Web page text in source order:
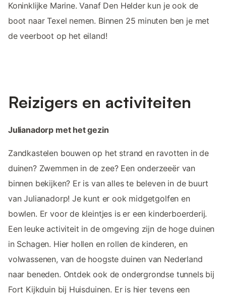
Koninklijke Marine. Vanaf Den Helder kun je ook de
boot naar Texel nemen. Binnen 25 minuten ben je met
de veerboot op het eiland!
Reizigers en activiteiten
Julianadorp met het gezin
Zandkastelen bouwen op het strand en ravotten in de
duinen? Zwemmen in de zee? Een onderzeeër van
binnen bekijken? Er is van alles te beleven in de buurt
van Julianadorp! Je kunt er ook midgetgolfen en
bowlen. Er voor de kleintjes is er een kinderboerderij.
Een leuke activiteit in de omgeving zijn de hoge duinen
in Schagen. Hier hollen en rollen de kinderen, en
volwassenen, van de hoogste duinen van Nederland
naar beneden. Ontdek ook de ondergrondse tunnels bij
Fort Kijkduin bij Huisduinen. Er is hier tevens een